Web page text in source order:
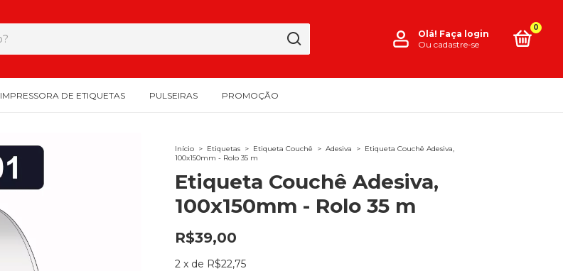
Olá! Faça login
Ou cadastre-se
0
IMPRESSORA DE ETIQUETAS PULSEIRAS PROMOÇÃO
Início > Etiquetas > Etiqueta Couchê > Adesiva > Etiqueta Couchê Adesiva,
100x150mm - Rolo 35 m
Etiqueta Couchê Adesiva,
100x150mm - Rolo 35 m
R$39,00
2 x de R$22,75